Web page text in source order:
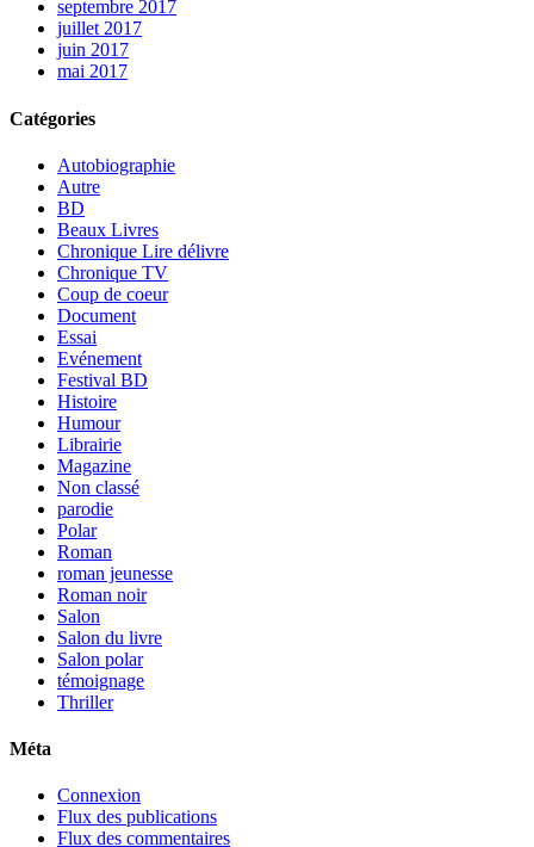
septembre 2017
juillet 2017
juin 2017
mai 2017
Catégories
Autobiographie
Autre
BD
Beaux Livres
Chronique Lire délivre
Chronique TV
Coup de coeur
Document
Essai
Evénement
Festival BD
Histoire
Humour
Librairie
Magazine
Non classé
parodie
Polar
Roman
roman jeunesse
Roman noir
Salon
Salon du livre
Salon polar
témoignage
Thriller
Méta
Connexion
Flux des publications
Flux des commentaires